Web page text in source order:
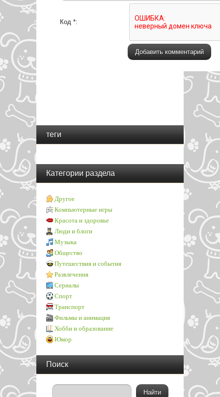
Код *:
теги
Категории раздела
Другое
Компьютерные игры
Красота и здоровье
Люди и блоги
Музыка
Общество
Путешествия и события
Развлечения
Сериалы
Спорт
Транспорт
Фильмы и анимация
Хобби и образование
Юмор
Поиск